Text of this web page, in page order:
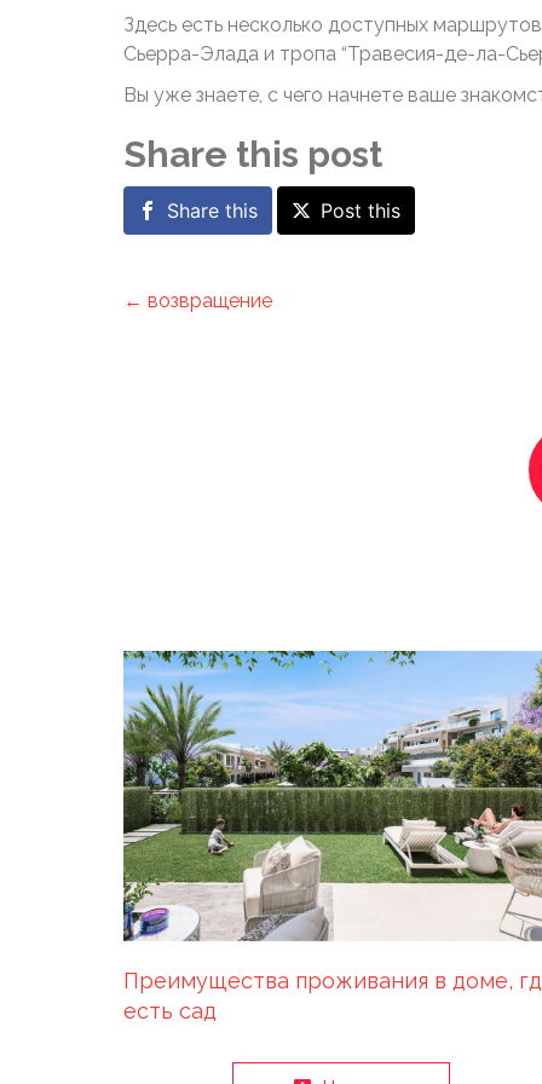
Здесь есть несколько доступных
Сьерра-Элада и тропа “Травесия-де-ла-
Вы уже знаете, с чего начнете ваше
Share this post
Share this Post this
← возвращение
Преимущества проживания в доме,
есть сад